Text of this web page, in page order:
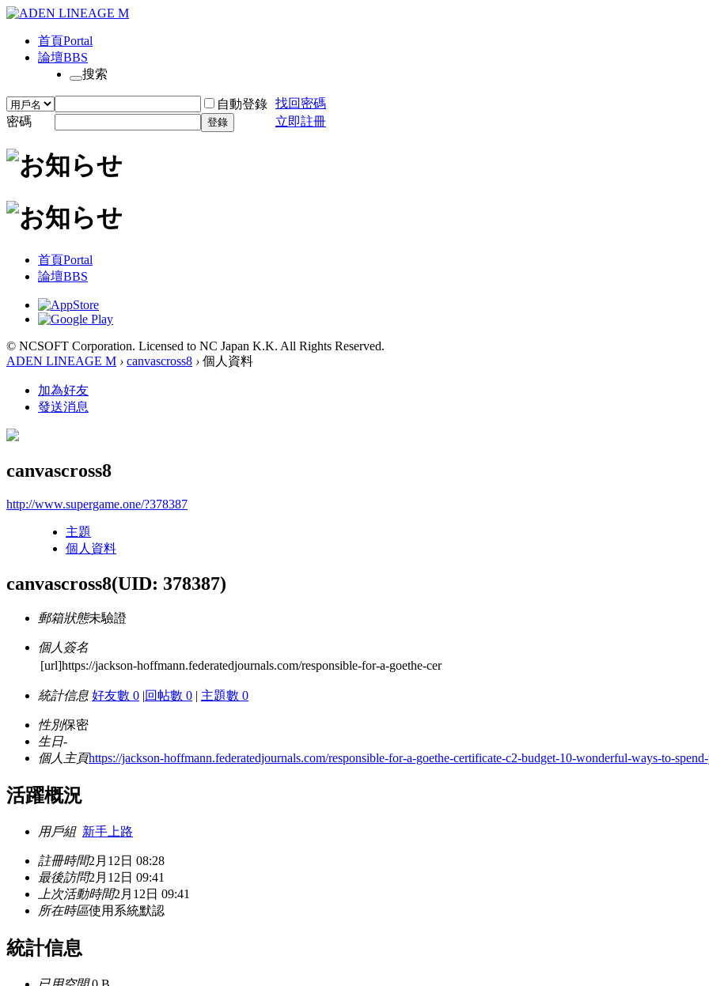
首頁Portal
論壇BBS
搜索
自動登錄 找回密碼
密碼
登錄 立即註冊
首頁Portal
論壇BBS
© NCSOFT Corporation. Licensed to NC Japan K.K. All Rights Reserved.
ADEN LINEAGE M › canvascross8 › 個人資料
加為好友
發送消息
canvascross8
http://www.supergame.one/?378387
主題
個人資料
canvascross8(UID: 378387)
郵箱狀態未驗證
個人簽名
[url]https://jackson-hoffmann.federatedjournals.com/responsible-for-a-goethe-cer
統計信息 好友數 0 |回帖數 0 | 主題數 0
性別保密
生日-
個人主頁https://jackson-hoffmann.federatedjournals.com/responsible-for-a-goethe-certificate-c2-budget-10-wonderful-ways-to-
活躍概況
用戶組 新手上路
註冊時間2月12日 08:28
最後訪問2月12日 09:41
上次活動時間2月12日 09:41
所在時區使用系統默認
統計信息